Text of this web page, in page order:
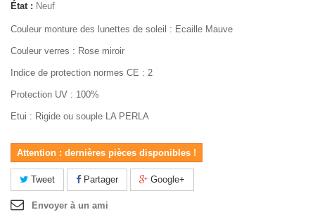
État : Neuf
Couleur monture des lunettes de soleil : Ecaille Mauve
Couleur verres : Rose miroir
Indice de protection normes CE : 2
Protection UV : 100%
Etui : Rigide ou souple LA PERLA
Attention : dernières pièces disponibles !
Tweet Partager Google+
Envoyer à un ami